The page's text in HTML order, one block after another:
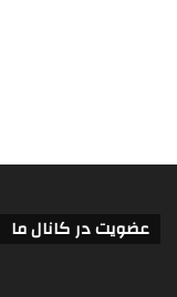
عضویت در کانال ما